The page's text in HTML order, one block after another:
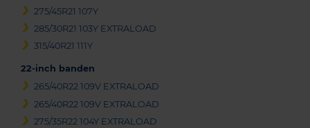
275/45R21 107Y
285/30R21 103Y EXTRALOAD
315/40R21 111Y
22-inch banden
265/40R22 109V EXTRALOAD
265/40R22 109V EXTRALOAD
275/35R22 104Y EXTRALOAD